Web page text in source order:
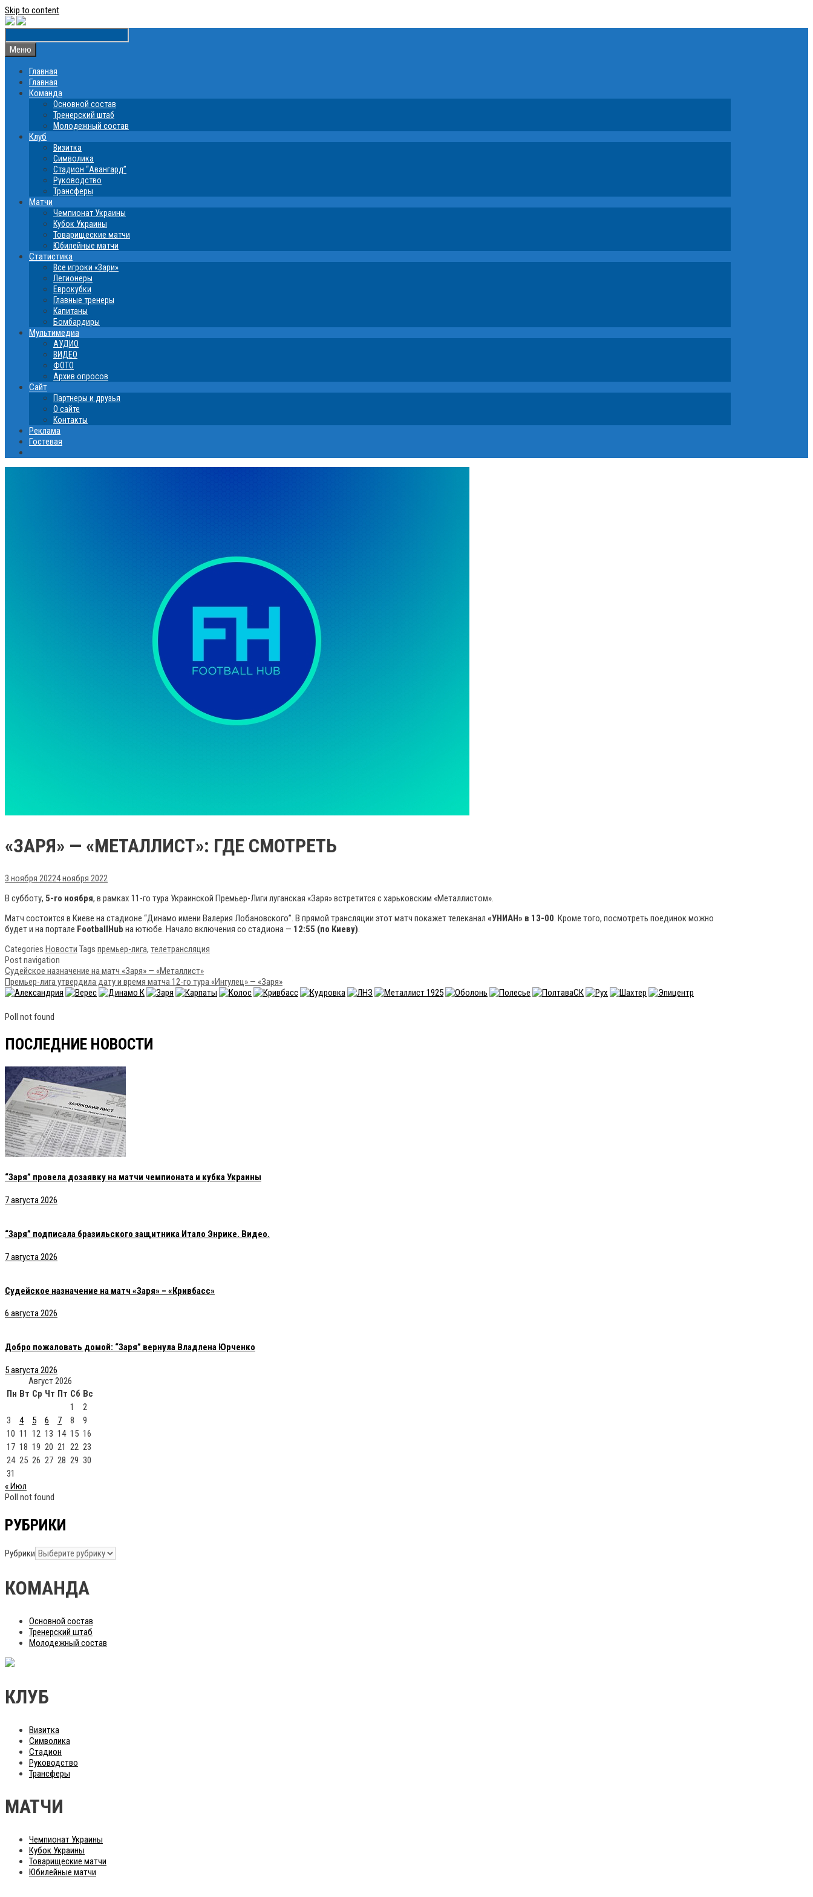
Skip to content
Меню
Главная
Главная
Команда
Основной состав
Тренерский штаб
Молодежный состав
Клуб
Визитка
Символика
Стадион “Авангард”
Руководство
Трансферы
Матчи
Чемпионат Украины
Кубок Украины
Товарищеские матчи
Юбилейные матчи
Статистика
Все игроки «Зари»
Легионеры
Еврокубки
Главные тренеры
Капитаны
Бомбардиры
Мультимедиа
АУДИО
ВИДЕО
ФОТО
Архив опросов
Сайт
Партнеры и друзья
О сайте
Контакты
Реклама
Гостевая
«ЗАРЯ» — «МЕТАЛЛИСТ»: ГДЕ СМОТРЕТЬ
3 ноября 20224 ноября 2022
В субботу, 5-го ноября, в рамках 11-го тура Украинской Премьер-Лиги луганская «Заря» встретится с харьковским «Металлистом».
Матч состоится в Киеве на стадионе “Динамо имени Валерия Лобановского”. В прямой трансляции этот матч покажет телеканал «УНИАН» в 13-00. Кроме того, посмотреть поединок можно
будет и на портале FootballHub на ютюбе. Начало включения со стадиона — 12:55 (по Киеву).
Categories Новости Tags премьер-лига, телетрансляция
Post navigation
Судейское назначение на матч «Заря» — «Металлист»
Премьер-лига утвердила дату и время матча 12-го тура «Ингулец» — «Заря»
Poll not found
ПОСЛЕДНИЕ НОВОСТИ
“Заря” провела дозаявку на матчи чемпионата и кубка Украины
7 августа 2026
“Заря” подписала бразильского защитника Итало Энрике. Видео.
7 августа 2026
Судейское назначение на матч «Заря» – «Кривбасс»
6 августа 2026
Добро пожаловать домой: “Заря” вернула Владлена Юрченко
5 августа 2026
Август 2026
Пн Вт Ср Чт Пт Сб Вс
1
2
3
4 5 6 7 8
9
10 11 12 13 14 15 16
17 18 19 20 21 22 23
24 25 26 27 28 29 30
31
« Июл
Poll not found
РУБРИКИ
Рубрики
КОМАНДА
Основной состав
Тренерский штаб
Молодежный состав
КЛУБ
Визитка
Символика
Стадион
Руководство
Трансферы
МАТЧИ
Чемпионат Украины
Кубок Украины
Товарищеские матчи
Юбилейные матчи